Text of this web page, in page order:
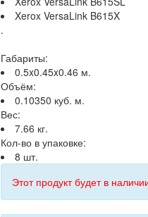
Xerox VersaLink B615X
.
Габариты:
0.5x0.45x0.46 м.
Объём:
0.10350 куб. м.
Вес:
7.66 кг.
Кол-во в упаковке:
8 шт.
Этот продукт будет в